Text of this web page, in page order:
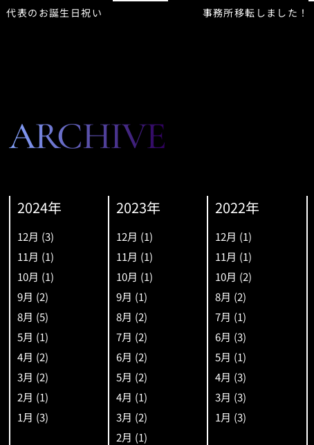
代表のお誕生日祝い
事務所移転しました！
ARCHIVE
2024年
12月 (3)
11月 (1)
10月 (1)
9月 (2)
8月 (5)
5月 (1)
4月 (2)
3月 (2)
2月 (1)
1月 (3)
2023年
12月 (1)
11月 (1)
10月 (1)
9月 (1)
8月 (2)
7月 (2)
6月 (2)
5月 (2)
4月 (1)
3月 (2)
2月 (1)
2022年
12月 (1)
11月 (1)
10月 (2)
8月 (2)
7月 (1)
6月 (3)
5月 (1)
4月 (3)
3月 (3)
1月 (3)